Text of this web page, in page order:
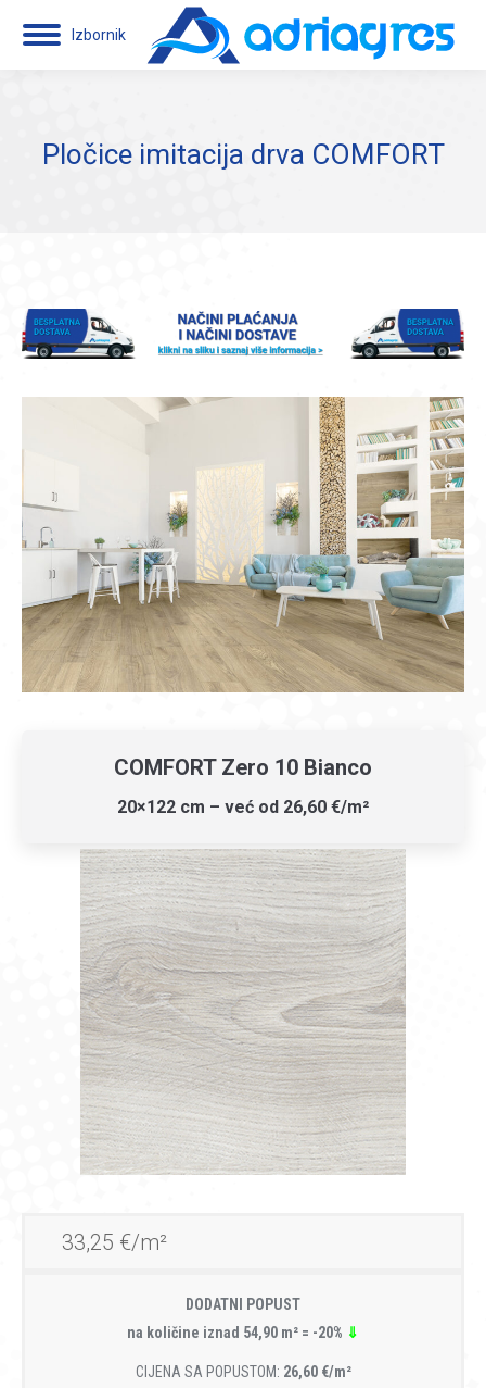
Izbornik
Pločice imitacija drva COMFORT
COMFORT Zero 10 Bianco
20×122 cm – već od 26,60 €/m²
33,25 €/m²
DODATNI POPUST
na količine iznad 54,90 m² = -20% ⇓
CIJENA SA POPUSTOM: 26,60 €/m²